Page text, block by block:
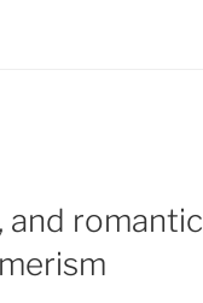
and